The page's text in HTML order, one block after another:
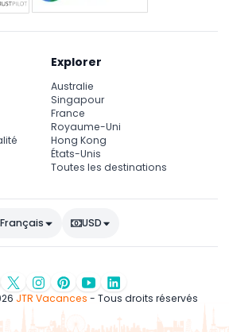
Explorer
Australie
Singapour
France
Royaume-Uni
Hong Kong
États-Unis
Toutes les destinations
Français USD
JTR Vacances - Tous droits réservés